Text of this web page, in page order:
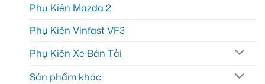
Phụ Kiện Mazda 2
Phụ Kiện Vinfast VF3
Phụ Kiện Xe Bán Tải
Sản phẩm khác